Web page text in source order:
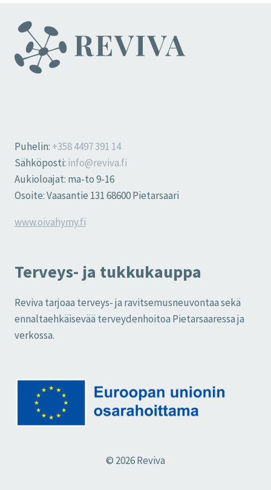
Puhelin: +358 4497 391 14
Sähköposti: info@reviva.fi
Aukioloajat: ma-to 9-16
Osoite: Vaasantie 131 68600 Pietarsaari
www.oivahymy.fi
Terveys- ja tukkukauppa
Reviva tarjoaa terveys- ja ravitsemusneuvontaa sekä
ennaltaehkäisevää terveydenhoitoa Pietarsaaressa ja
verkossa.
© 2026 Reviva